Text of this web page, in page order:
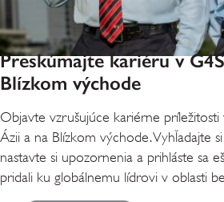
Preskúmajte kariéru v
Blízkom východe
Objavte vzrušujúce kariérne
Ázii a na Blízkom východe. Vyhľadajte
nastavte si upozornenia a prihláste sa
pridali ku globálnemu lídrovi v oblasti